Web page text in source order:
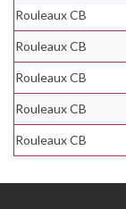
Rouleaux CB
Rouleaux CB
Rouleaux CB
Rouleaux CB
Rouleaux CB